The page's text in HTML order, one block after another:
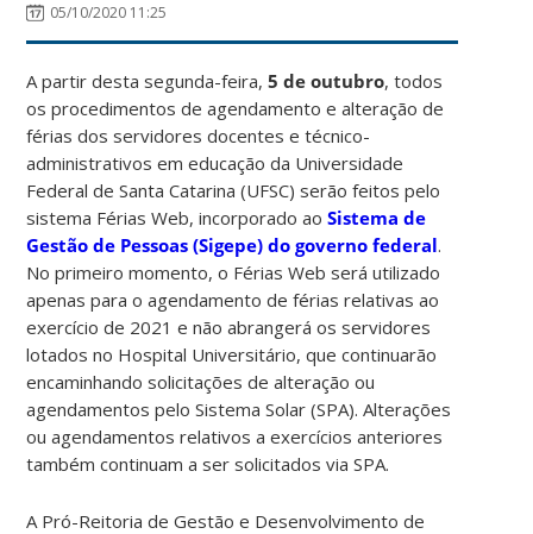
05/10/2020 11:25
A partir desta segunda-feira,5 de outubro, todos
os procedimentos de agendamento e alteração de
férias dos servidores docentes e técnico-
administrativos em educação da Universidade
Federal de Santa Catarina (UFSC) serão feitos pelo
sistema Férias Web, incorporado aoSistema de
Gestão de Pessoas (Sigepe) do governo federal.
No primeiro momento, o Férias Web será utilizado
apenas para o agendamento de férias relativas ao
exercício de 2021 e não abrangerá os servidores
lotados no Hospital Universitário, que continuarão
encaminhando solicitações de alteração ou
agendamentos pelo Sistema Solar (SPA). Alterações
ou agendamentos relativos a exercícios anteriores
também continuam a ser solicitados via SPA.
A Pró-Reitoria de Gestão e Desenvolvimento de